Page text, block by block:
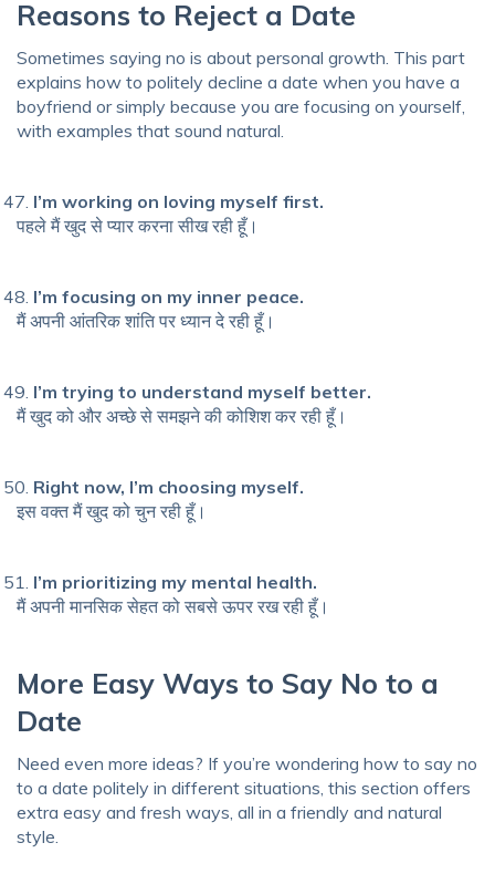
Reasons to Reject a Date
Sometimes saying no is about personal growth. This part
explains how to politely decline a date when you have a
boyfriend or simply because you are focusing on yourself,
with examples that sound natural.
I’m working on loving myself first.
पहले मैं खुद से प्यार करना सीख रही हूँ।
I’m focusing on my inner peace.
मैं अपनी आंतरिक शांति पर ध्यान दे रही हूँ।
I’m trying to understand myself better.
मैं खुद को और अच्छे से समझने की कोशिश कर रही हूँ।
Right now, I’m choosing myself.
इस वक्त मैं खुद को चुन रही हूँ।
I’m prioritizing my mental health.
मैं अपनी मानसिक सेहत को सबसे ऊपर रख रही हूँ।
More Easy Ways to Say No to a
Date
Need even more ideas? If you’re wondering how to say no
to a date politely in different situations, this section offers
extra easy and fresh ways, all in a friendly and natural
style.